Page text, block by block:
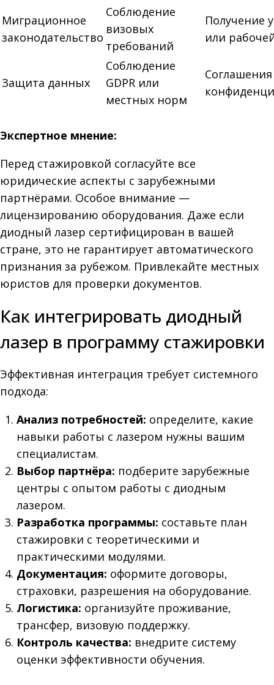
Миграционное
законодательство
Соблюдение
визовых
требований
Получение
или
Защита данных
Соблюдение
GDPR или
местных норм
Экспертное мнение:
Перед стажировкой согласуйте все
юридические аспекты с зарубежными
партнёрами. Особое внимание —
лицензированию оборудования. Даже если
диодный лазер сертифицирован в вашей
стране, это не гарантирует автоматического
признания за рубежом. Привлекайте местных
юристов для проверки документов.
Как интегрировать диодный
лазер в программу стажировки
Эффективная интеграция требует системного
подхода:
Анализ потребностей: определите, какие
навыки работы с лазером нужны вашим
специалистам.
Выбор партнёра: подберите зарубежные
центры с опытом работы с диодным
лазером.
Разработка программы: составьте план
стажировки с теоретическими и
практическими модулями.
Документация: оформите договоры,
страховки, разрешения на оборудование.
Логистика: организуйте проживание,
трансфер, визовую поддержку.
Контроль качества: внедрите систему
оценки эффективности обучения.